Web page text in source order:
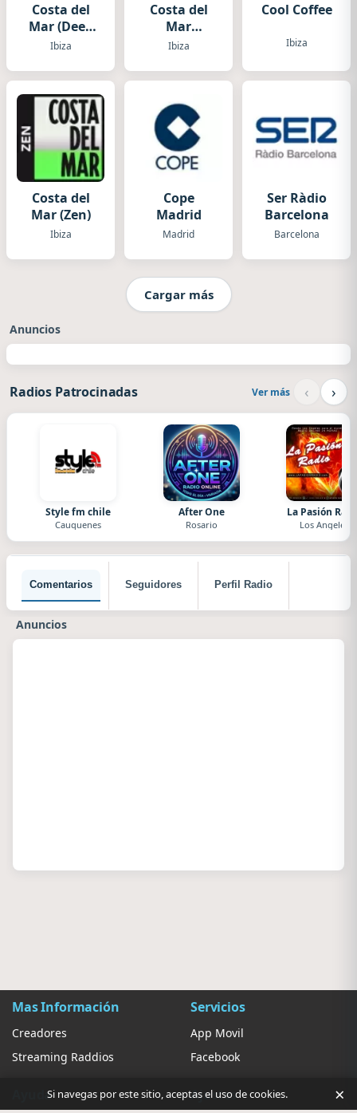
Costa del
Mar (Deep
House)
Ibiza
Costa del
Mar
(Chillout)
Ibiza
Cool Coffee
Ibiza
Costa del
Mar (Zen)
Ibiza
Cope
Madrid
Madrid
Ser Ràdio
Barcelona
Barcelona
Cargar más
Anuncios
Radios Patrocinadas Ver más ‹ ›
Style fm chile
Cauquenes
After One
Rosario
La Pasión
Los Angeles
Comentarios Seguidores Perfil Radio
Anuncios
Mas Información
Creadores
Streaming Raddios
Servicios
App Movil
Facebook
Ayuda Ajustes
Si navegas por este sitio, aceptas el uso de cookies. ×